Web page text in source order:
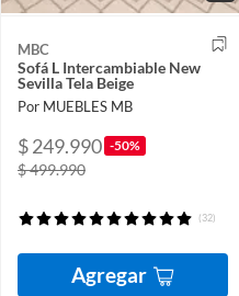
MBC
Sofá L Intercambiable New
Sevilla Tela Beige
Por MUEBLES MB
$ 249.990 -50%
$ 499.990
(32)
Agregar